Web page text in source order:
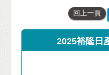
回上一頁
2025裕隆日